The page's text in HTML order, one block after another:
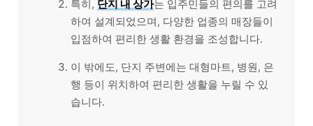
특히, 단지 내 상가는 입주민들의 편의를 고려
하여 설계되었으며, 다양한 업종의 매장들이
입점하여 편리한 생활 환경을 조성합니다.
이 밖에도, 단지 주변에는 대형마트, 병원, 은
행 등이 위치하여 편리한 생활을 누릴 수 있
습니다.